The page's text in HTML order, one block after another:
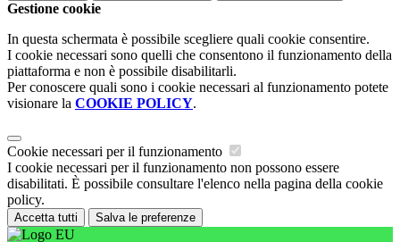
Gestione cookie
In questa schermata è possibile scegliere quali cookie consentire.
I cookie necessari sono quelli che consentono il funzionamento della
piattaforma e non è possibile disabilitarli.
Per conoscere quali sono i cookie necessari al funzionamento potete
visionare la COOKIE POLICY.
Cookie necessari per il funzionamento
I cookie necessari per il funzionamento non possono essere
disabilitati. È possibile consultare l'elenco nella pagina della cookie
policy.
Accetta tutti Salva le preferenze